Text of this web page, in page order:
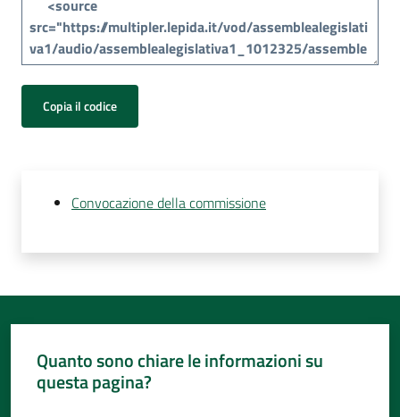
Copia il codice
Convocazione della commissione
Quanto sono chiare le informazioni su
questa pagina?